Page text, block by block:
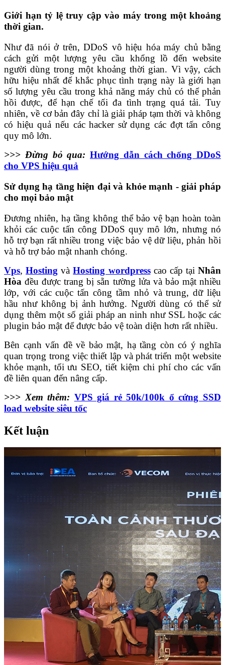
Giới hạn tỷ lệ truy cập vào máy trong một khoảng
thời gian.
Như đã nói ở trên, DDoS vô hiệu hóa máy chủ bằng
cách gửi một lượng yêu cầu khổng lồ đến website
người dùng trong một khoảng thời gian. Vì vậy, cách
hữu hiệu nhất để khắc phục tình trạng này là giới hạn
số lượng yêu cầu trong khả năng máy chủ có thể phản
hồi được, để hạn chế tối đa tình trạng quá tải. Tuy
nhiên, về cơ bản đây chỉ là giải pháp tạm thời và không
có hiệu quả nếu các hacker sử dụng các đợt tấn công
quy mô lớn.
>>> Đừng bỏ qua: Hướng dẫn cách chống DDoS
cho VPS hiệu quả
Sử dụng hạ tầng hiện đại và khỏe mạnh - giải pháp
cho mọi bảo mật
Đương nhiên, hạ tầng không thể bảo vệ bạn hoàn toàn
khỏi các cuộc tấn công DDoS quy mô lớn, nhưng nó
hỗ trợ bạn rất nhiều trong việc bảo vệ dữ liệu, phản hồi
và hỗ trợ bảo mật nhanh chóng.
Vps,Hosting vàHosting wordpresscao cấp tại Nhân
Hòa đều được trang bị sẵn tường lửa và bảo mật nhiều
lớp, với các cuộc tấn công tầm nhỏ và trung, dữ liệu
hầu như không bị ảnh hưởng. Người dùng có thể sử
dụng thêm một số giải pháp an ninh như SSL hoặc các
plugin bảo mật để được bảo vệ toàn diện hơn rất nhiều.
Bên cạnh vấn đề về bảo mật, hạ tầng còn có ý nghĩa
quan trọng trong việc thiết lập và phát triển một website
khỏe mạnh, tối ưu SEO, tiết kiệm chi phí cho các vấn
đề liên quan đến nâng cấp.
>>> Xem thêm: VPS giá rẻ 50k/100k ổ cứng SSD
load website siêu tốc
Kết luận